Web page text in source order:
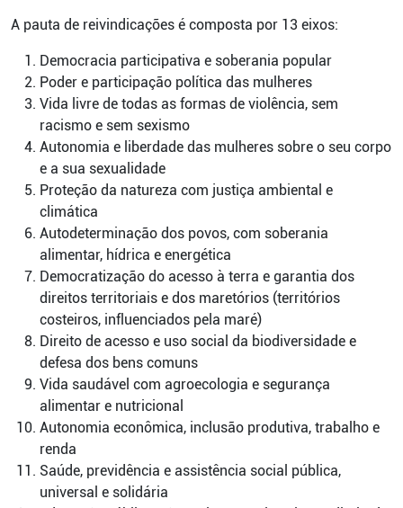
A pauta de reivindicações é composta por 13 eixos:
Democracia participativa e soberania popular
Poder e participação política das mulheres
Vida livre de todas as formas de violência, sem
racismo e sem sexismo
Autonomia e liberdade das mulheres sobre o seu corpo
e a sua sexualidade
Proteção da natureza com justiça ambiental e
climática
Autodeterminação dos povos, com soberania
alimentar, hídrica e energética
Democratização do acesso à terra e garantia dos
direitos territoriais e dos maretórios (territórios
costeiros, influenciados pela maré)
Direito de acesso e uso social da biodiversidade e
defesa dos bens comuns
Vida saudável com agroecologia e segurança
alimentar e nutricional
Autonomia econômica, inclusão produtiva, trabalho e
renda
Saúde, previdência e assistência social pública,
universal e solidária